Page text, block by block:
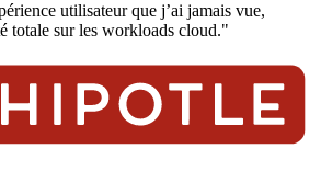
utilisateur que j’ai jamais vue,
totale sur les workloads cloud."